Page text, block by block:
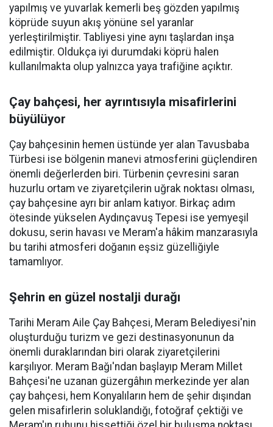
yapılmış ve yuvarlak kemerli beş gözden yapılmış
köprüde suyun akış yönüne sel yaranlar
yerleştirilmiştir. Tabliyesi yine aynı taşlardan inşa
edilmiştir. Oldukça iyi durumdaki köprü halen
kullanılmakta olup yalnızca yaya trafiğine açıktır.
Çay bahçesi, her ayrıntısıyla misafirlerini
büyülüyor
Çay bahçesinin hemen üstünde yer alan Tavusbaba
Türbesi ise bölgenin manevi atmosferini güçlendiren
önemli değerlerden biri. Türbenin çevresini saran
huzurlu ortam ve ziyaretçilerin uğrak noktası olması,
çay bahçesine ayrı bir anlam katıyor. Birkaç adım
ötesinde yükselen Aydınçavuş Tepesi ise yemyeşil
dokusu, serin havası ve Meram'a hâkim manzarasıyla
bu tarihi atmosferi doğanın eşsiz güzelliğiyle
tamamlıyor.
Şehrin en güzel nostalji durağı
Tarihi Meram Aile Çay Bahçesi, Meram Belediyesi'nin
oluşturduğu turizm ve gezi destinasyonunun da
önemli duraklarından biri olarak ziyaretçilerini
karşılıyor. Meram Bağı'ndan başlayıp Meram Millet
Bahçesi'ne uzanan güzergâhın merkezinde yer alan
çay bahçesi, hem Konyalıların hem de şehir dışından
gelen misafirlerin soluklandığı, fotoğraf çektiği ve